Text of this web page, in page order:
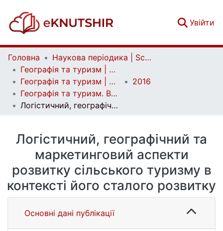
Увійти
Головна
Наукова періодика | Scientific periodicals
Географія та туризм | Geography and tourism
Географія та туризм | Geography and tourism
2016
Географія та туризм. Випуск 37
Логістичний, географічний та маркетинговий аспекти розвитку сільського туризму в контексті його сталого розвитку
Логістичний, географічний та
маркетинговий аспекти
розвитку сільського туризму в
контексті його сталого розвитку
Основні дані публікації